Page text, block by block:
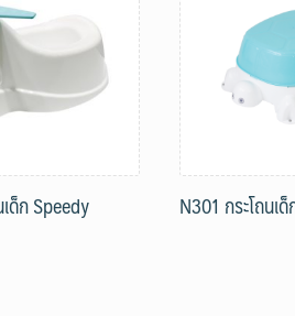
ด็ก Speedy N301 กระโถนเ